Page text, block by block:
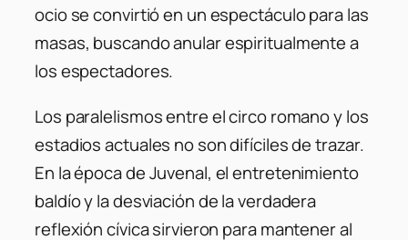
ocio se convirtió en un espectáculo para las
masas, buscando anular espiritualmente a
los espectadores.
Los paralelismos entre el circo romano y los
estadios actuales no son difíciles de trazar.
En la época de Juvenal, el entretenimiento
baldío y la desviación de la verdadera
reflexión cívica sirvieron para mantener al